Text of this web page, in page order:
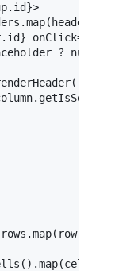
>
=>
onClick=
? null :
=> (
=>